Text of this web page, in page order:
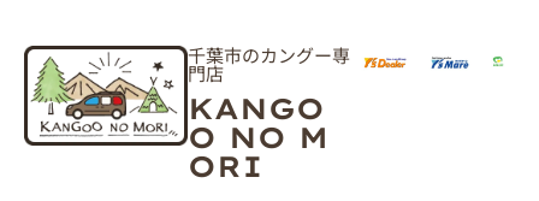
千葉市のカングー専
門店
KANGO
O NO M
ORI